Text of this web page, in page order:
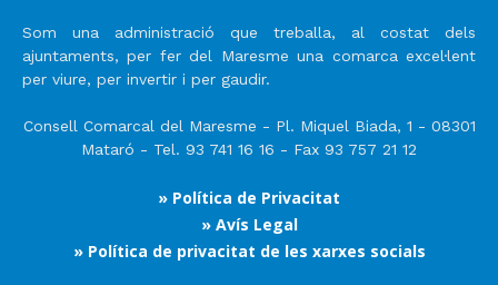
Som una administració que treballa, al costat dels
ajuntaments, per fer del Maresme una comarca excel·lent
per viure, per invertir i per gaudir.
Consell Comarcal del Maresme - Pl. Miquel Biada, 1 - 08301
Mataró - Tel. 93 741 16 16 - Fax 93 757 21 12
» Política de Privacitat
» Avís Legal
» Política de privacitat de les xarxes socials